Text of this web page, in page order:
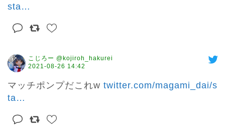
sta…
こじろー @kojiroh_hakurei
2021-08-26 14:42
マッチポンプだこれw twitter.com/magami_dai/s
ta…